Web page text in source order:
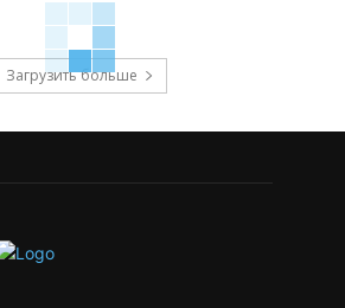
Загрузить больше